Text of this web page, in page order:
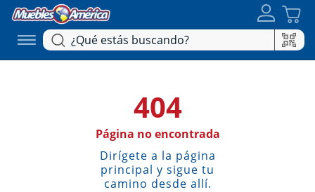
404
Página no encontrada
Dirígete a la página
principal y sigue tu
camino desde allí.